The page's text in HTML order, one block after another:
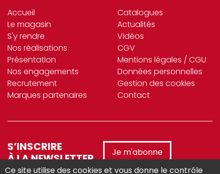
Accueil
Le magasin
S'y rendre
Nos réalisations
Présentation
Nos engagements
Recrutement
Marques partenaires
Catalogues
Actualités
Vidéos
CGV
Mentions légales / CGU
Données personnelles
Gestion des cookies
Contact
S’INSCRIRE
À LA NEWSLETTER
Je m'abonne
Ce site utilise des cookies et vous donne le contrôle